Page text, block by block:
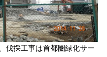
採工事は首都圏緑化サー